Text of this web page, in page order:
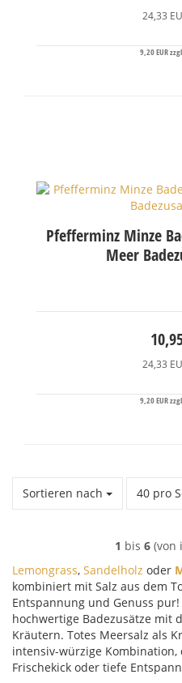
24,33
9,20 EUR
Pfefferminz Minze
Meer
24,33
9,20 EUR
Sortieren nach
Sortieren nach 40 pro
pro
1 bis 6(von
Lemongrass, Sandelholz oder
kombiniert mit Salz aus dem
Entspannung und Genuss
hochwertige Badezusätze mit
Kräutern. Totes Meersalz als
intensiv-würzige
Frischekick oder tiefe